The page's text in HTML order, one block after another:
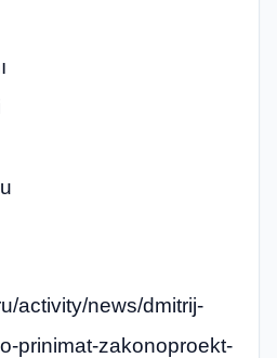
activity/news/dmitrij-
prinimat-zakonoproekt-